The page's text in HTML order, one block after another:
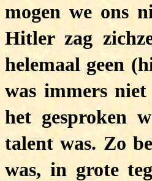
mogen we ons
Hitler zag
helemaal geen
was immers niet
het gesproken
talent was. Zo
was, in grote